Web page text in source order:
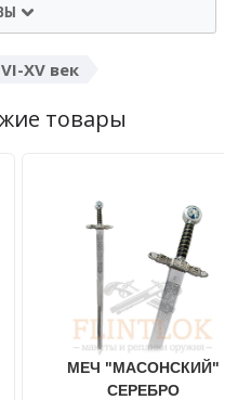
XV век
товары
МЕЧ "МАСОНСКИЙ"
СЕРЕБРО